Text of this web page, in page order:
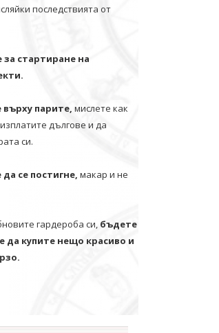
последствията от
стартиране на
парите, мислете как
дългове и да
си.
се постигне, макар и не
гардероба си, бъдете
купите нещо красиво и